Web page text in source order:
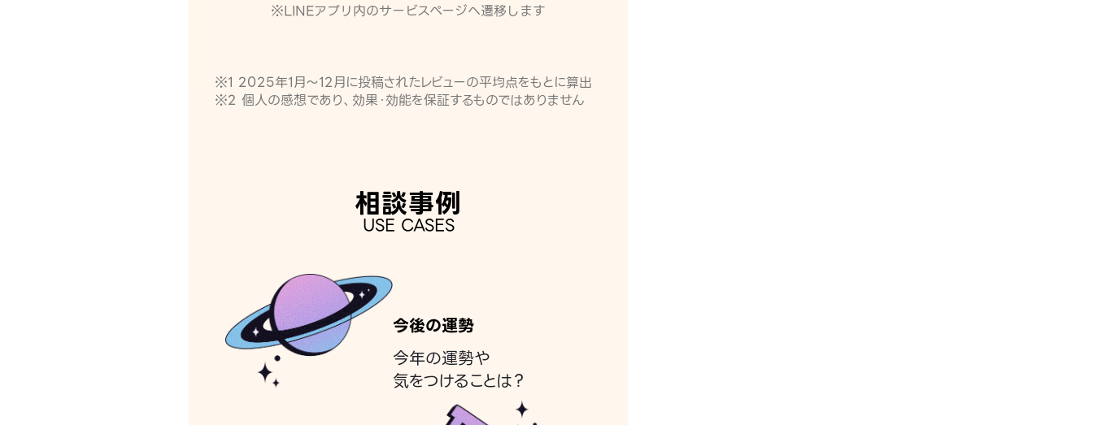
※LINEアプリ内のサービスページへ遷移します
※1 2025年1月〜12月に投稿されたレビューの平均点をもとに算出
※2 個人の感想であり、効果・効能を保証するものではありません
相談事例
USE CASES
今後の運勢
今年の運勢や
気をつけることは？